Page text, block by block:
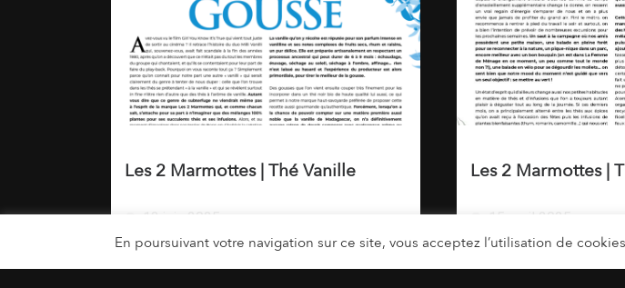
Les 2 Marmottes | Thé Vanille
13 juin 2025
Les 2 Marmottes |
15 avril 2025
En poursuivant votre navigation sur ce site, vous acceptez l’utilisation de